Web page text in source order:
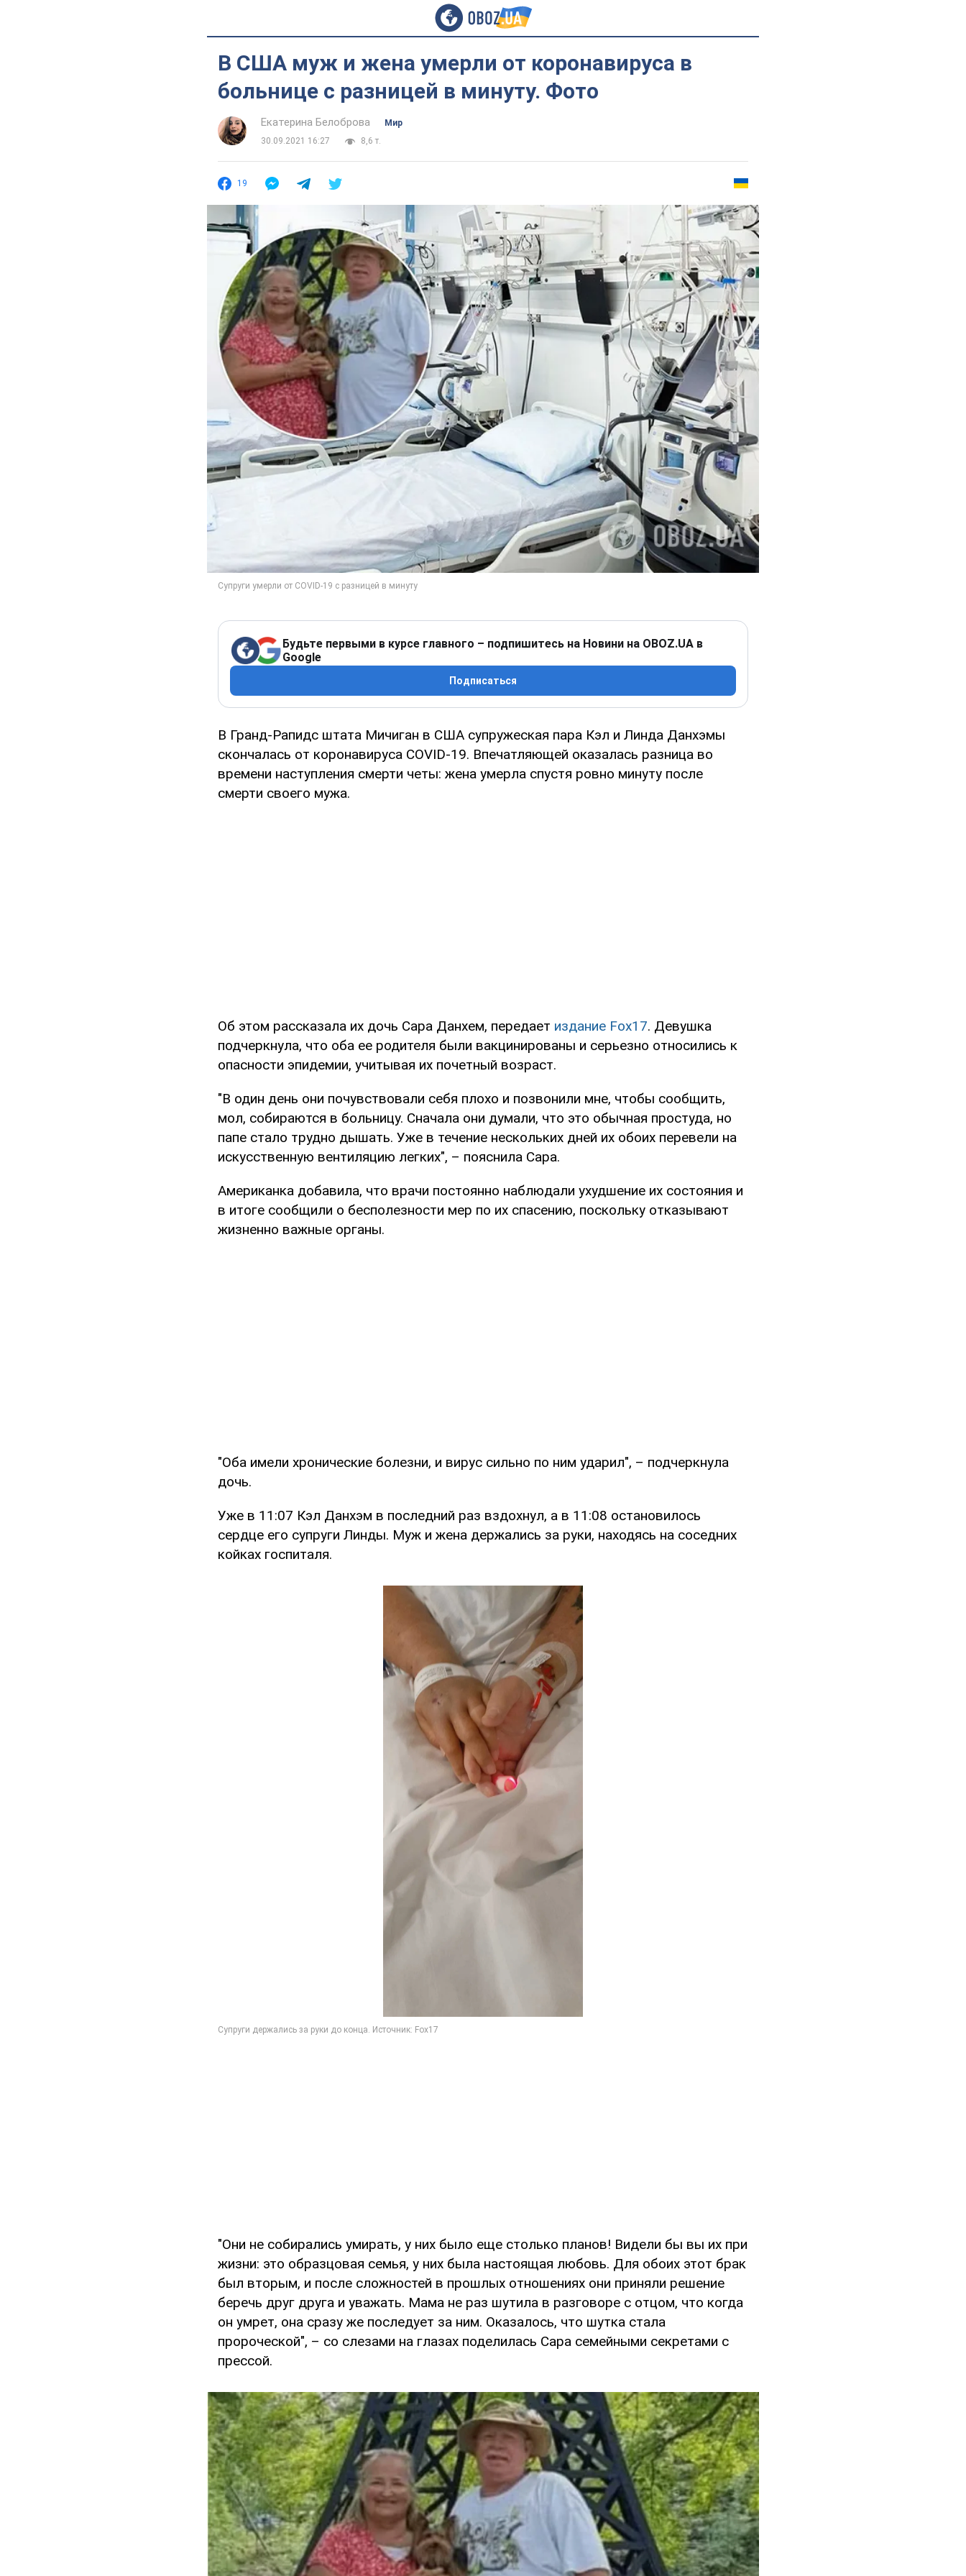
В США муж и жена умерли от коронавируса в
больнице с разницей в минуту. Фото
Екатерина Белоброва
Мир
30.09.2021 16:27
8,6 т.
19
Будьте первыми в курсе главного – подпишитесь на Новини на OBOZ.UA в
Google
Подписаться
В Гранд-Рапидс штата Мичиган в США супружеская пара Кэл и Линда Данхэмы
скончалась от коронавируса COVID-19. Впечатляющей оказалась разница во
времени наступления смерти четы: жена умерла спустя ровно минуту после
смерти своего мужа.
Об этом рассказала их дочь Сара Данхем, передает издание Fox17. Девушка
подчеркнула, что оба ее родителя были вакцинированы и серьезно относились к
опасности эпидемии, учитывая их почетный возраст.
"В один день они почувствовали себя плохо и позвонили мне, чтобы сообщить,
мол, собираются в больницу. Сначала они думали, что это обычная простуда, но
папе стало трудно дышать. Уже в течение нескольких дней их обоих перевели на
искусственную вентиляцию легких", – пояснила Сара.
Американка добавила, что врачи постоянно наблюдали ухудшение их состояния и
в итоге сообщили о бесполезности мер по их спасению, поскольку отказывают
жизненно важные органы.
"Оба имели хронические болезни, и вирус сильно по ним ударил", – подчеркнула
дочь.
Уже в 11:07 Кэл Данхэм в последний раз вздохнул, а в 11:08 остановилось
сердце его супруги Линды. Муж и жена держались за руки, находясь на соседних
койках госпиталя.
"Они не собирались умирать, у них было еще столько планов! Видели бы вы их при
жизни: это образцовая семья, у них была настоящая любовь. Для обоих этот брак
был вторым, и после сложностей в прошлых отношениях они приняли решение
беречь друг друга и уважать. Мама не раз шутила в разговоре с отцом, что когда
он умрет, она сразу же последует за ним. Оказалось, что шутка стала
пророческой", – со слезами на глазах поделилась Сара семейными секретами с
прессой.